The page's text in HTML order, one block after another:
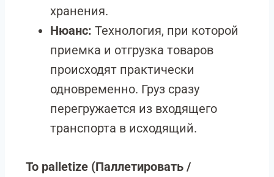
хранения.
Нюанс: Технология, при которой
приемка и отгрузка товаров
происходят практически
одновременно. Груз сразу
перегружается из входящего
транспорта в исходящий.
To palletize (Паллетировать /